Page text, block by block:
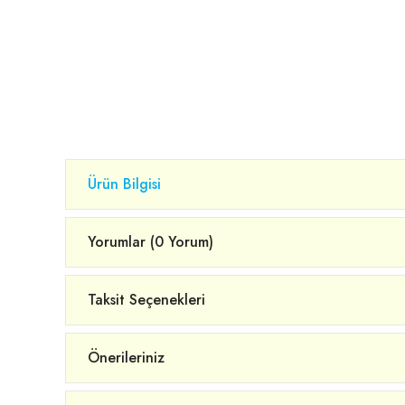
Ürün Bilgisi
Yorumlar (0 Yorum)
Taksit Seçenekleri
Önerileriniz